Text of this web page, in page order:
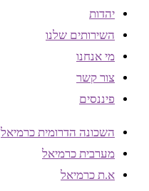
יהדות
השירותים שלנו
מי אנחנו
צור קשר
פיננסים
השכונה הדרומית כרמיאל
מערבית כרמיאל
א.ת כרמיאל